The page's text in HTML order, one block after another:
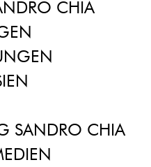
CHIA
SANDRO CHIA